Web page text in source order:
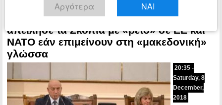
Ο Βούλγαρος υπουργός Άμυνας
απείλησε τα Σκόπια με «βέτο» σε ΕΕ και
ΝΑΤΟ εάν επιμείνουν στη «μακεδονική»
γλώσσα
20:35 -
Saturday, 8
December,
2018
Αργότερα ΝΑΙ